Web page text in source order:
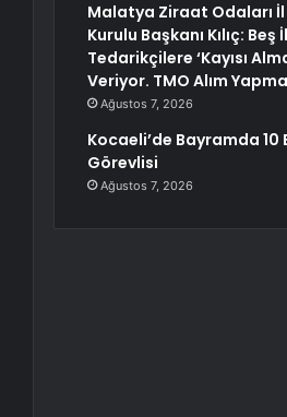
Malatya Ziraat Odaları
Kurulu Başkanı Kılıç:
Tedarikçilere ‘Kayısı
Veriyor. TMO Alım
Ağustos 7, 2026
Kocaeli’de Bayramda 10
Görevlisi
Ağustos 7, 2026